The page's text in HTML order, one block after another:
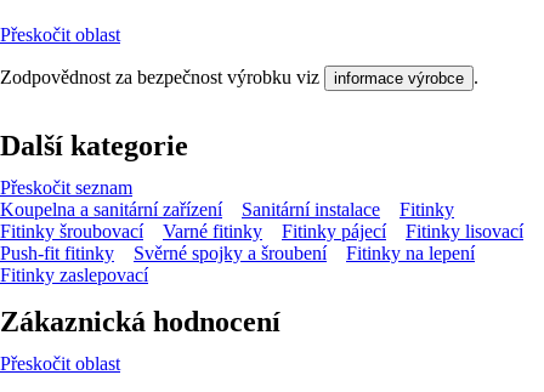
Přeskočit oblast
Zodpovědnost za bezpečnost výrobku viz informace výrobce .
Další kategorie
Přeskočit seznam
Koupelna a sanitární zařízení
Sanitární instalace
Fitinky
Fitinky šroubovací
Varné fitinky Fitinky pájecí
Fitinky lisovací
Push-fit fitinky
Svěrné spojky a šroubení
Fitinky na lepení
Fitinky zaslepovací
Zákaznická hodnocení
Přeskočit oblast